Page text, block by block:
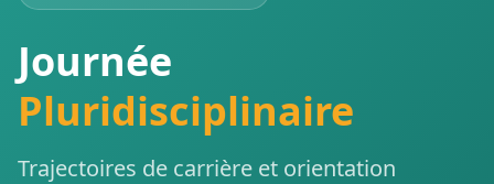
Journée
Pluridisciplinaire
Trajectoires de carrière et orientation